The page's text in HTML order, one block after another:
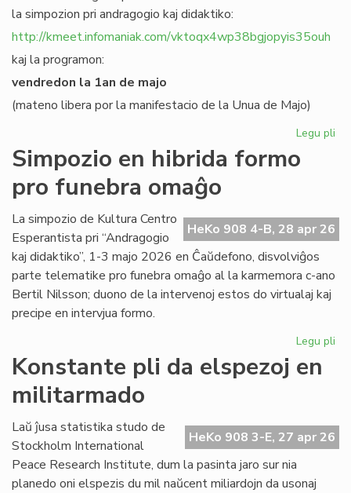
la simpozion pri andragogio kaj didaktiko:
http://kmeet.infomaniak.com/vktoqx4wp38bgjopyis35ouh
kaj la programon:
vendredon la 1an de majo
(mateno libera por la manifestacio de la Unua de Majo)
Legu pli
Simpozio en hibrida formo
pro funebra omaĝo
HeKo 908 4-B, 28 apr 26
La simpozio de Kultura Centro
Esperantista pri “Andragogio
kaj didaktiko”, 1-3 majo 2026 en Ĉaŭdefono, disvolviĝos
parte telematike pro funebra omaĝo al la karmemora c-ano
Bertil Nilsson; duono de la intervenoj estos do virtualaj kaj
precipe en intervjua formo.
Legu pli
pro
Konstante pli da elspezoj en
militarmado
HeKo 908 3-E, 27 apr 26
Laŭ ĵusa statistika studo de
Stockholm International
Peace Research Institute, dum la pasinta jaro sur nia
planedo oni elspezis du mil naŭcent miliardojn da usonaj